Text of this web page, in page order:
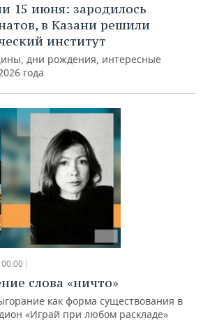
15 июня: зародилось
в Казани решили
институт
дни рождения, интересные
года
слова «ничто»
как форма существования в
«Играй при любом раскладе»